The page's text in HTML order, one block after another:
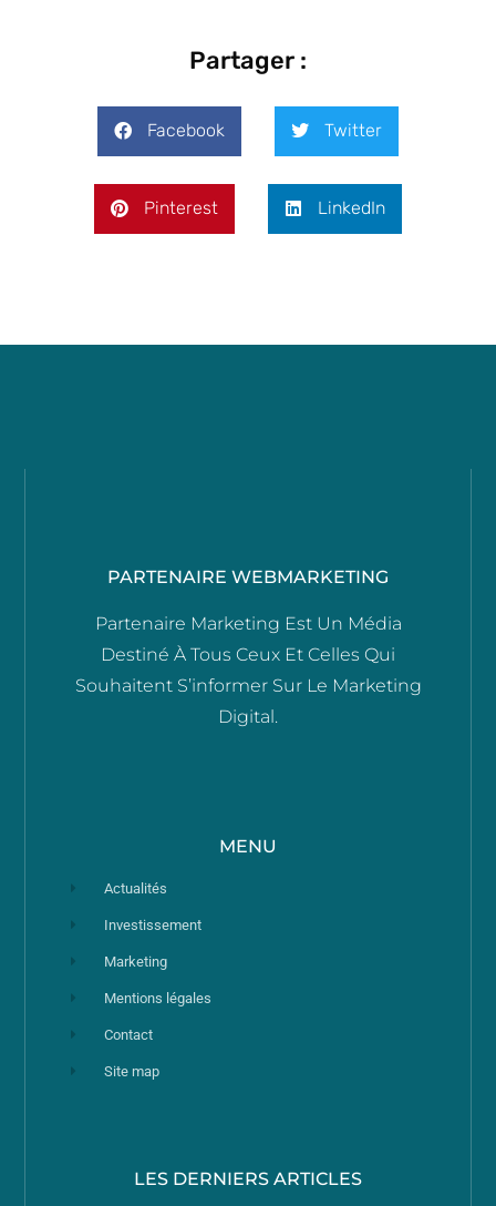
Partager :
Facebook Twitter
Pinterest LinkedIn
PARTENAIRE WEBMARKETING
Partenaire Marketing Est Un Média
Destiné À Tous Ceux Et Celles Qui
Souhaitent S’informer Sur Le Marketing
Digital.
MENU
Actualités
Investissement
Marketing
Mentions légales
Contact
Site map
LES DERNIERS ARTICLES